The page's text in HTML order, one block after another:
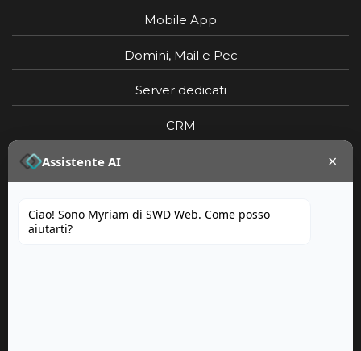
Mobile App
Domini, Mail e Pec
Server dedicati
CRM
Assistente AI ×
Ciao! Sono Myriam di SWD Web. Come posso
aiutarti?